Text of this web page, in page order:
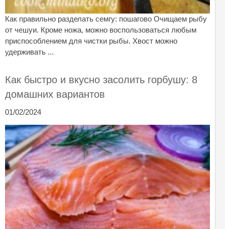
Как правильно разделать семгу: пошагово Очищаем рыбу
от чешуи. Кроме ножа, можно воспользоваться любым
приспособлением для чистки рыбы. Хвост можно
удерживать ...
Как быстро и вкусно засолить горбушу: 8
домашних вариантов
01/02/2024